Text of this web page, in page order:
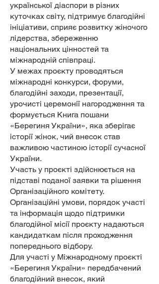
української діаспори в різних
куточках світу, підтримує благодійні
ініціативи, сприяє розвитку жіночого
лідерства, збереженню
національних цінностей та
міжнародній співпраці.
У межах проєкту проводяться
міжнародні конкурси, форуми,
благодійні заходи, презентації,
урочисті церемонії нагородження та
формується Книга пошани
«Берегиня України», яка зберігає
історії жінок, чий внесок став
важливою частиною історії сучасної
України.
Участь у проєкті здійснюється на
підставі поданої заявки та рішення
Організаційного комітету.
Організаційні умови, порядок участі
та інформація щодо підтримки
благодійної місії проєкту надаються
кандидаткам після проходження
попереднього відбору.
Для участі у Міжнародному проєкті
«Берегиня України» передбачений
благодійний внесок, який